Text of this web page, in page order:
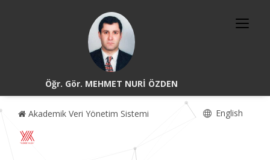
Öğr. Gör. MEHMET NURİ ÖZDEN
Akademik Veri Yönetim Sistemi English